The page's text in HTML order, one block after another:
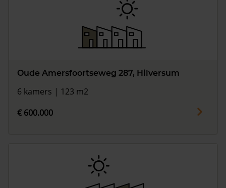
Oude Amersfoortseweg 287, Hilversum
6 kamers | 123 m2
€ 600.000